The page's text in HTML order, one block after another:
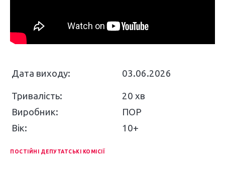
Дата виходу: 03.06.2026
Тривалість:
20 хв
Виробник:
ПОР
Вік:
10+
ПОСТІЙНІ ДЕПУТАТСЬКІ КОМІСІЇ